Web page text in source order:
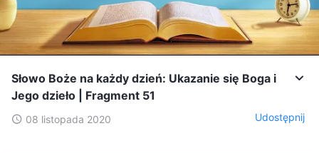
Słowo Boże na każdy dzień: Ukazanie się Boga i
Jego dzieło | Fragment 51
08 listopada 2020 Udostępnij